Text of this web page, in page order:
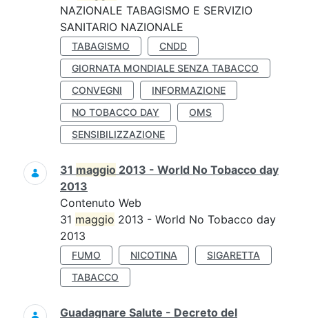
NAZIONALE TABAGISMO E SERVIZIO
SANITARIO NAZIONALE
TABAGISMO
CNDD
GIORNATA MONDIALE SENZA TABACCO
CONVEGNI
INFORMAZIONE
NO TOBACCO DAY
OMS
SENSIBILIZZAZIONE
31 maggio 2013 - World No Tobacco day
2013
Contenuto Web
31 maggio 2013 - World No Tobacco day
2013
FUMO NICOTINA
SIGARETTA
TABACCO
Guadagnare Salute - Decreto del